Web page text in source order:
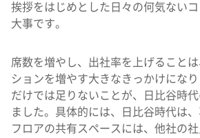
挨拶をはじめとした日々の何気ない
大事です。
席数を増やし、出社率を上げること
ションを増やす大きなきっかけにな
だけでは足りないことが、日比谷時
ました。具体的には、日比谷時代は
フロアの共有スペースには、他社の社